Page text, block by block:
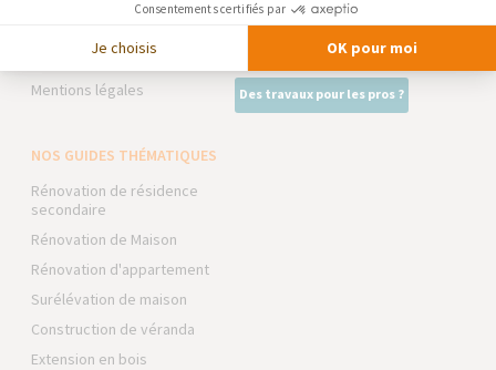
Foire aux Questions
Conditions générales
d’intervention
Mentions légales
Expert Bricolage
Intégrer notre réseau
Des travaux pour les pros ?
NOS GUIDES THÉMATIQUES
Rénovation de résidence
secondaire
Rénovation de Maison
Rénovation d'appartement
Surélévation de maison
Construction de véranda
Extension en bois
Consentements certifiés par
Je choisis OK pour moi